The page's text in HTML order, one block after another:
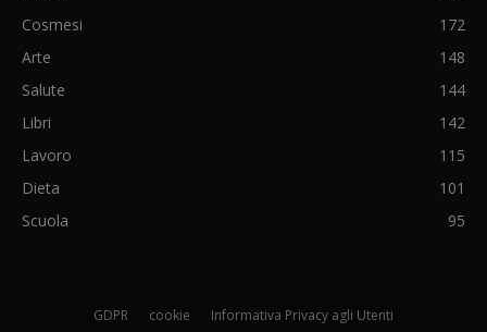
Cosmesi
172
Arte
148
Salute
144
Libri
142
Lavoro
115
Dieta
101
Scuola
95
GDPR cookie Informativa Privacy agli Utenti